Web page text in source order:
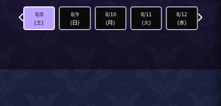
8/8
(土)
8/9
(日)
8/10
(月)
8/11
(火)
8/12
(水)